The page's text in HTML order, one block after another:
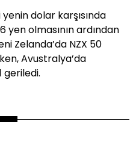
dolar karşısında
yen olmasının ardından
Zelanda’da NZX 50
Avustralya’da
geriledi.